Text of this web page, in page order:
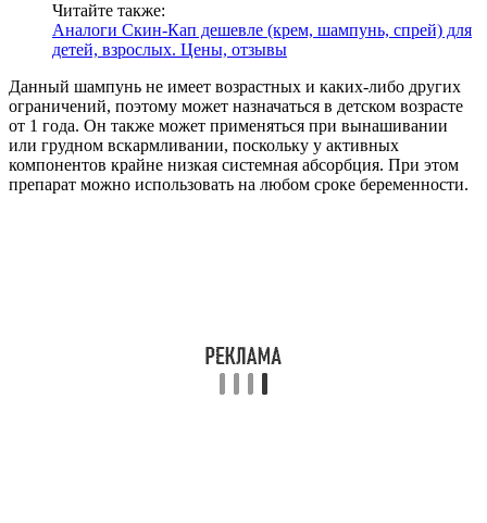
Читайте также:
Аналоги Скин-Кап дешевле (крем, шампунь, спрей) для
детей, взрослых. Цены, отзывы
Данный шампунь не имеет возрастных и каких-либо других
ограничений, поэтому может назначаться в детском возрасте
от 1 года. Он также может применяться при вынашивании
или грудном вскармливании, поскольку у активных
компонентов крайне низкая системная абсорбция. При этом
препарат можно использовать на любом сроке беременности.